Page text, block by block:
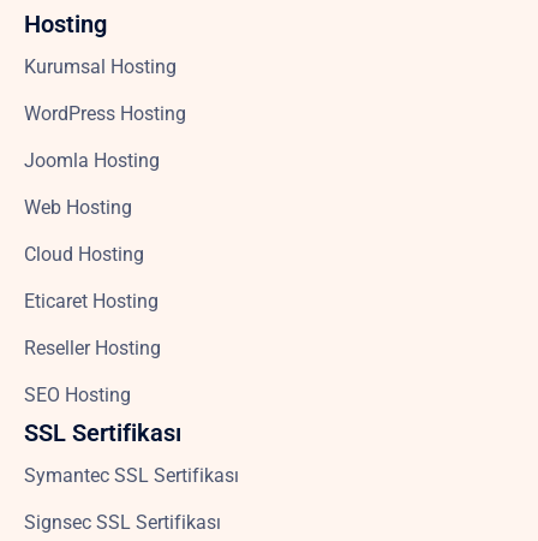
Hosting
Kurumsal Hosting
WordPress Hosting
Joomla Hosting
Web Hosting
Cloud Hosting
Eticaret Hosting
Reseller Hosting
SEO Hosting
SSL Sertifikası
Symantec SSL Sertifikası
Signsec SSL Sertifikası